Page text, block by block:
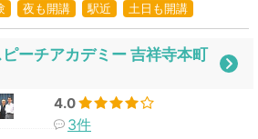
夜も開講 駅近 土日も開講
ーチアカデミー 吉祥寺本町
4.0
3件